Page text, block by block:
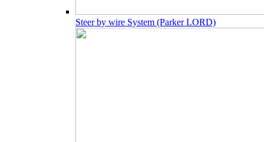
Steer by wire System (Parker LORD)